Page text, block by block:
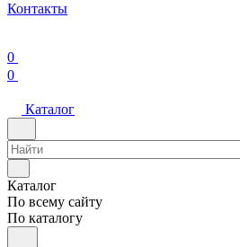
Контакты
0
0
Каталог
Каталог
По всему сайту
По каталогу